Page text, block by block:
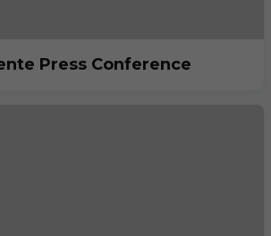
Press Conference